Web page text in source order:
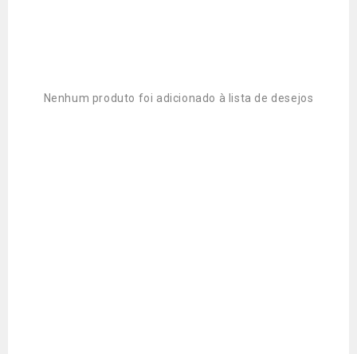
Nenhum produto foi adicionado à lista de desejos